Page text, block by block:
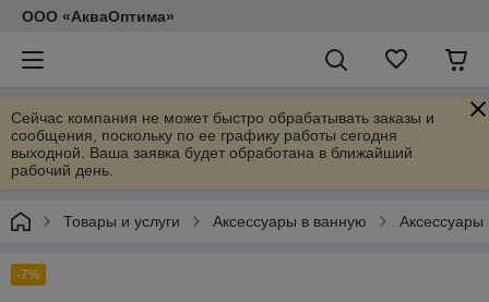
ООО «АкваОптима»
Сейчас компания не может быстро обрабатывать заказы и
сообщения, поскольку по ее графику работы сегодня
выходной. Ваша заявка будет обработана в ближайший
рабочий день.
Товары и услуги Аксессуары в ванную
-7%